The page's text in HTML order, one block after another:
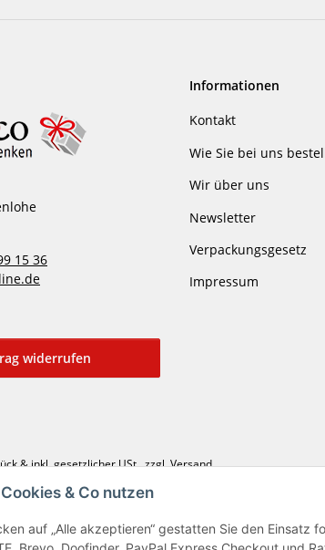
& Co nutzen
auf „Alle akzeptieren“ gestatten Sie den Einsatz
15 36
Informationen
Kontakt
Wie Sie bei uns
Wir über uns
Newsletter
Verpackungsgesetz
Impressum
widerrufen
& inkl. gesetzlicher USt., zzgl. Versand